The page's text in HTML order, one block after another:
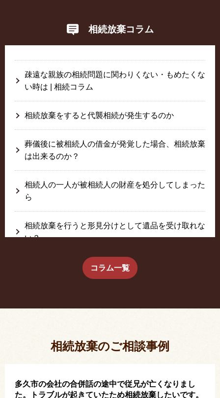
相続放棄コラム
疎遠な親族の相続問題に関わりくない・もめたくな
い時は | 相続コラム
相続放棄をすると代襲相続が発生するのか
葬儀後に被相続人の借金が発覚した場合、相続放棄
は出来るのか？
相続人の一人が被相続人の財産を処分してしまった
ら
相続放棄を行うと形見分けとして遺品を受け取れな
い？
生前に相続放棄すると約束した念書は有効か？
コラム一覧
相続放棄のご相談事例
多久市の会社の合併話の途中で従兄が亡くなりまし
た。トラブルが起きていたため相続放棄したいです。